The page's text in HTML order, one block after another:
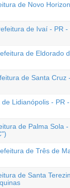
de Novo
de Ivaí - PR
de Eldorado
de Santa Cruz
Lidianópolis - PR
de Palma Sola
de Três de
de Santa